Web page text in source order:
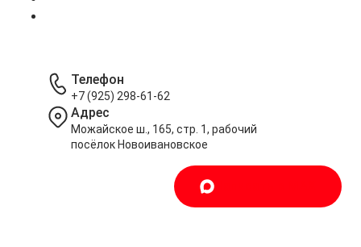
Телефон
+7 (925) 298-61-62
Адрес
Можайское ш., 165, стр. 1, рабочий
посёлок Новоивановское